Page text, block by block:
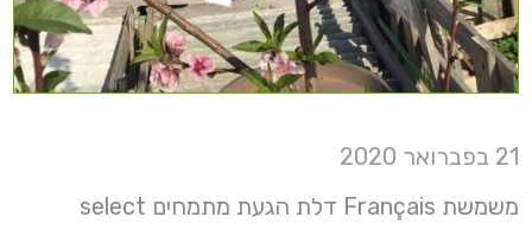
21 בפברואר 2020
משמשת Français דלת הגעת מתמחים select